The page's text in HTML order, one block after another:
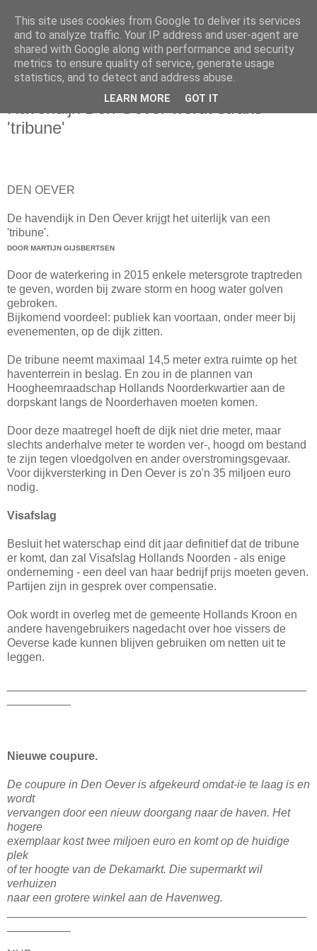
woensdag 7 november 2012
Havendijk Den Oever wordt straks
'tribune'
DEN OEVER
De havendijk in Den Oever krijgt het uiterlijk van een
'tribune'.
DOOR MARTIJN GIJSBERTSEN
Door de waterkering in 2015 enkele metersgrote traptreden
te geven, worden bij zware storm en hoog water golven
gebroken.
Bijkomend voordeel: publiek kan voortaan, onder meer bij
evenementen, op de dijk zitten.
De tribune neemt maximaal 14,5 meter extra ruimte op het
haventerrein in beslag. En zou in de plannen van
Hoogheemraadschap Hollands Noorderkwartier aan de
dorpskant langs de Noorderhaven moeten komen.
Door deze maatregel hoeft de dijk niet drie meter, maar
slechts anderhalve meter te worden ver-, hoogd om bestand
te zijn tegen vloedgolven en ander overstromingsgevaar.
Voor dijkversterking in Den Oever is zo'n 35 miljoen euro
nodig.
Visafslag
Besluit het waterschap eind dit jaar definitief dat de tribune
er komt, dan zal Visafslag Hollands Noorden - als enige
onderneming - een deel van haar bedrijf prijs moeten geven.
Partijen zijn in gesprek over compensatie.
Ook wordt in overleg met de gemeente Hollands Kroon en
andere havengebruikers nagedacht over hoe vissers de
Oeverse kade kunnen blijven gebruiken om netten uit te
leggen.
Nieuwe coupure.
De coupure in Den Oever is afgekeurd omdat-ie te laag is en
wordt
vervangen door een nieuw doorgang naar de haven. Het
hogere
exemplaar kost twee miljoen euro en komt op de huidige
plek
of ter hoogte van de Dekamarkt. Die supermarkt wil
verhuizen
naar een grotere winkel aan de Havenweg.
This site uses cookies from Google to deliver its services
and to analyze traffic. Your IP address and user-agent are
shared with Google along with performance and security
metrics to ensure quality of service, generate usage
statistics, and to detect and address abuse.
LEARN MORE GOT IT